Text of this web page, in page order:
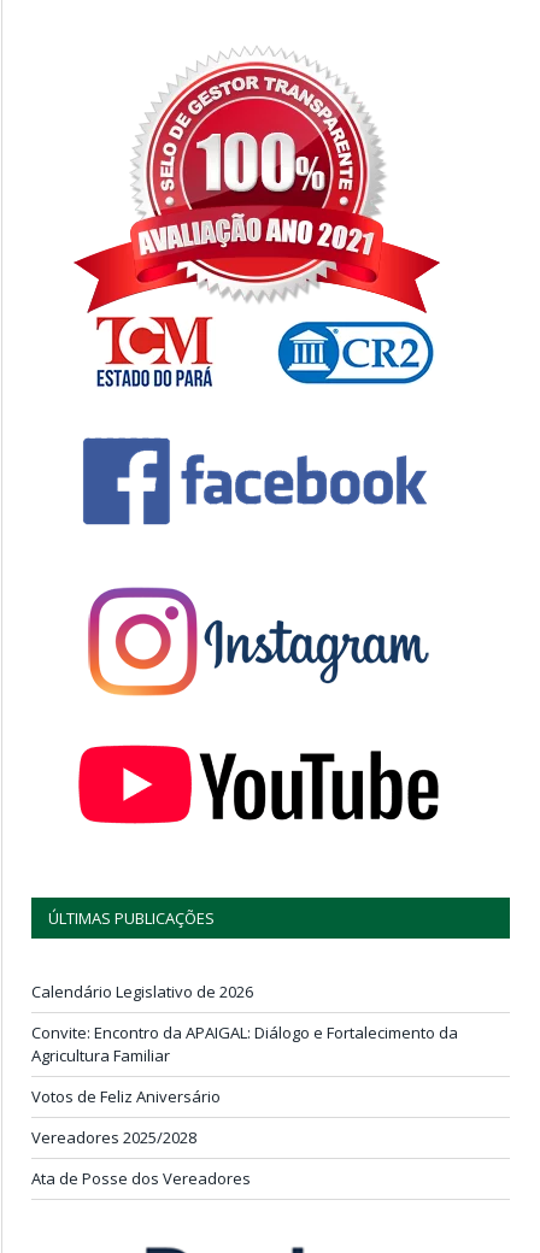
ÚLTIMAS PUBLICAÇÕES
Calendário Legislativo de 2026
Convite: Encontro da APAIGAL: Diálogo e Fortalecimento da
Agricultura Familiar
Votos de Feliz Aniversário
Vereadores 2025/2028
Ata de Posse dos Vereadores